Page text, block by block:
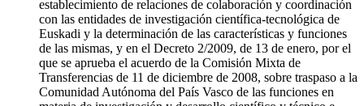
establecimiento de relaciones de colaboración y coordinación
con las entidades de investigación científica-tecnológica de
Euskadi y la determinación de las características y funciones
de las mismas, y en el Decreto 2/2009, de 13 de enero, por el
que se aprueba el acuerdo de la Comisión Mixta de
Transferencias de 11 de diciembre de 2008, sobre traspaso a la
Comunidad Autónoma del País Vasco de las funciones en